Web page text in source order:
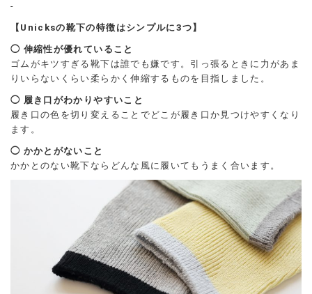
-
【Unicksの靴下の特徴はシンプルに3つ】
◯ 伸縮性が優れていること
ゴムがキツすぎる靴下は誰でも嫌です。引っ張るときに力があま
りいらないくらい柔らかく伸縮するものを目指しました。
◯ 履き口がわかりやすいこと
履き口の色を切り変えることでどこが履き口か見つけやすくなり
ます。
◯ かかとがないこと
かかとのない靴下ならどんな風に履いてもうまく合います。